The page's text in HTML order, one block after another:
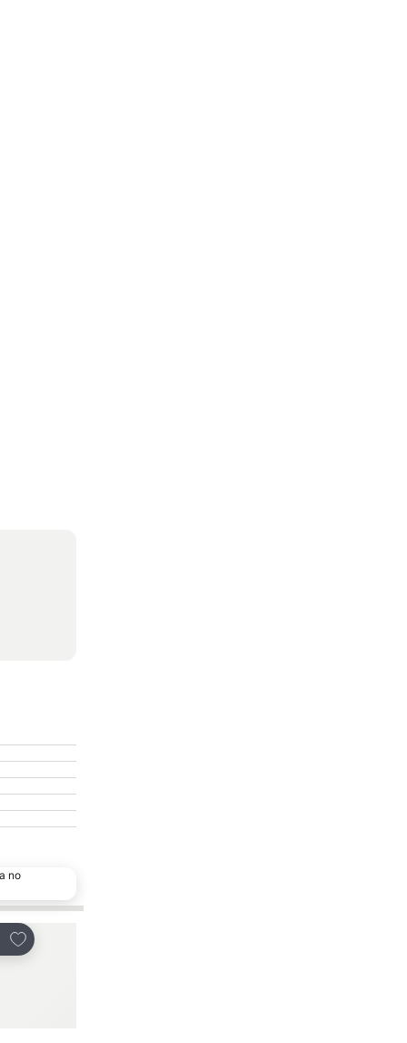
no
Adicionar aos favoritos